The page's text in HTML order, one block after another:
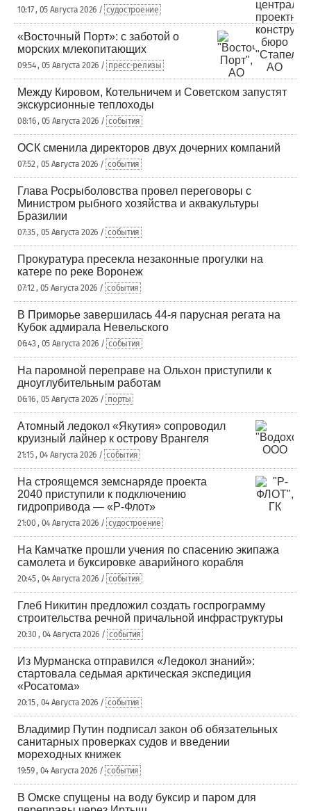
10:17 , 05 Августа 2026 / судостроение
«Восточный Порт»: с заботой о
морских млекопитающих
09:54 , 05 Августа 2026 / пресс-релизы
Между Кировом, Котельничем и Советском запустят
экскурсионные теплоходы
08:16 , 05 Августа 2026 / события
ОСК сменила директоров двух дочерних компаний
07:52 , 05 Августа 2026 / события
Глава Росрыболовства провел переговоры с
Министром рыбного хозяйства и аквакультуры
Бразилии
07:35 , 05 Августа 2026 / события
Прокуратура пресекла незаконные прогулки на
катере по реке Воронеж
07:12 , 05 Августа 2026 / события
В Приморье завершилась 44-я парусная регата на
Кубок адмирала Невельского
06:43 , 05 Августа 2026 / события
На паромной переправе на Ольхон приступили к
дноуглубительным работам
06:16 , 05 Августа 2026 / порты
Атомный ледокол «Якутия» сопроводил
круизный лайнер к острову Врангеля
21:15 , 04 Августа 2026 / события
На строящемся земснаряде проекта
2040 приступили к подключению
гидропривода — «Р-Флот»
21:00 , 04 Августа 2026 / судостроение
На Камчатке прошли учения по спасению экипажа
самолета и буксировке аварийного корабля
20:45 , 04 Августа 2026 / события
Глеб Никитин предложил создать госпрограмму
строительства речной причальной инфраструктуры
20:30 , 04 Августа 2026 / события
Из Мурманска отправился «Ледокол знаний»:
стартовала седьмая арктическая экспедиция
«Росатома»
20:15 , 04 Августа 2026 / события
Владимир Путин подписал закон об обязательных
санитарных проверках судов и введении
мореходных книжек
19:59 , 04 Августа 2026 / события
В Омске спущены на воду буксир и паром для